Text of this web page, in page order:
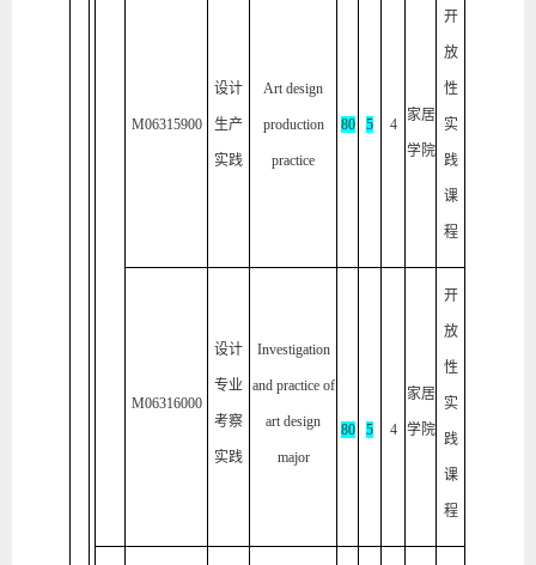
M06315900
设计
生产
实践
Art design
production
practice
80 5 4
家居
学院
开
放
性
实
践
课
程
M06316000
设计
专业
考察
实践
Investigation
and practice of
art design
major
80 5 4
家居
学院
开
放
性
实
践
课
程